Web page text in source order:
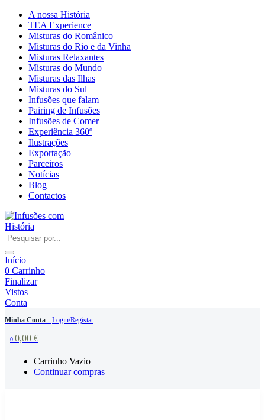
A nossa História
TEA Experience
Misturas do Românico
Misturas do Rio e da Vinha
Misturas Relaxantes
Misturas do Mundo
Misturas das Ilhas
Misturas do Sul
Infusões que falam
Pairing de Infusões
Infusões de Comer
Experiência 360º
Ilustrações
Exportação
Parceiros
Notícias
Blog
Contactos
Início
0 Carrinho
Finalizar
Vistos
Conta
Minha Conta - Login/Registar
0 0,00 €
Carrinho Vazio
Continuar compras